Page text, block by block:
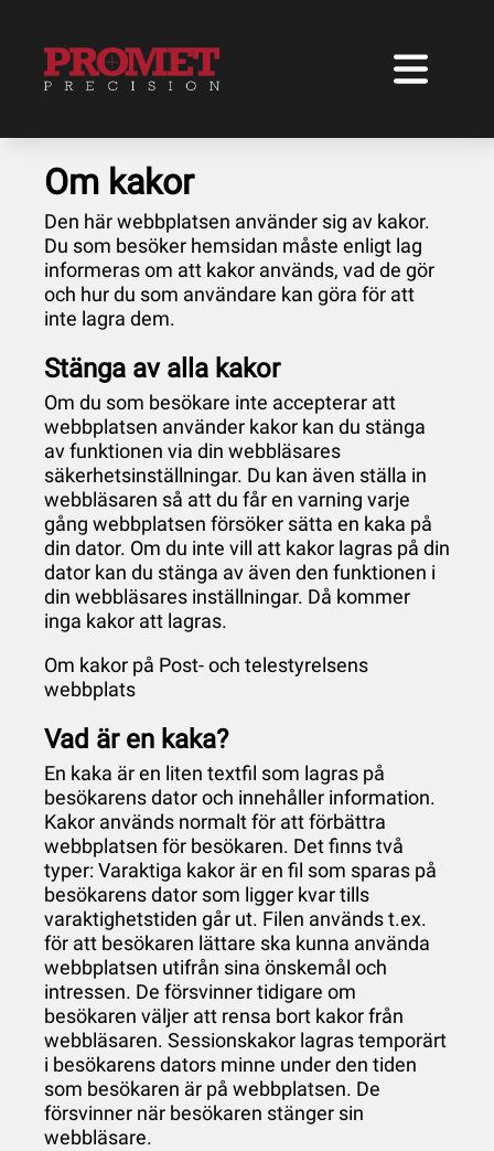
Om kakor
Den här webbplatsen använder sig av kakor.
Du som besöker hemsidan måste enligt lag
informeras om att kakor används, vad de gör
och hur du som användare kan göra för att
inte lagra dem.
Stänga av alla kakor
Om du som besökare inte accepterar att
webbplatsen använder kakor kan du stänga
av funktionen via din webbläsares
säkerhetsinställningar. Du kan även ställa in
webbläsaren så att du får en varning varje
gång webbplatsen försöker sätta en kaka på
din dator. Om du inte vill att kakor lagras på din
dator kan du stänga av även den funktionen i
din webbläsares inställningar. Då kommer
inga kakor att lagras.
Om kakor på Post- och telestyrelsens
webbplats
Vad är en kaka?
En kaka är en liten textfil som lagras på
besökarens dator och innehåller information.
Kakor används normalt för att förbättra
webbplatsen för besökaren. Det finns två
typer: Varaktiga kakor är en fil som sparas på
besökarens dator som ligger kvar tills
varaktighetstiden går ut. Filen används t.ex.
för att besökaren lättare ska kunna använda
webbplatsen utifrån sina önskemål och
intressen. De försvinner tidigare om
besökaren väljer att rensa bort kakor från
webbläsaren. Sessionskakor lagras temporärt
i besökarens dators minne under den tiden
som besökaren är på webbplatsen. De
försvinner när besökaren stänger sin
webbläsare.